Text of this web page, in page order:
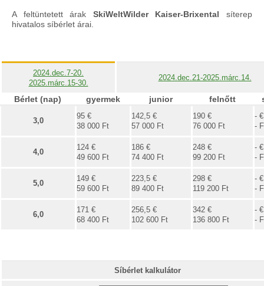
A feltüntetett árak SkiWeltWilder Kaiser-Brixental síterep
hivatalos síbérlet árai.
2024.dec.7-20.
2025.márc.15-30.
2024.dec.21-2025.márc.14.
Bérlet (nap) gyermek junior felnőtt
3,0
95 €
38 000 Ft
142,5 €
57 000 Ft
190 €
76 000 Ft
- €
-
4,0
124 €
49 600 Ft
186 €
74 400 Ft
248 €
99 200 Ft
- €
-
5,0
149 €
59 600 Ft
223,5 €
89 400 Ft
298 €
119 200 Ft
- €
-
6,0
171 €
68 400 Ft
256,5 €
102 600 Ft
342 €
136 800 Ft
- €
-
Síbérlet kalkulátor